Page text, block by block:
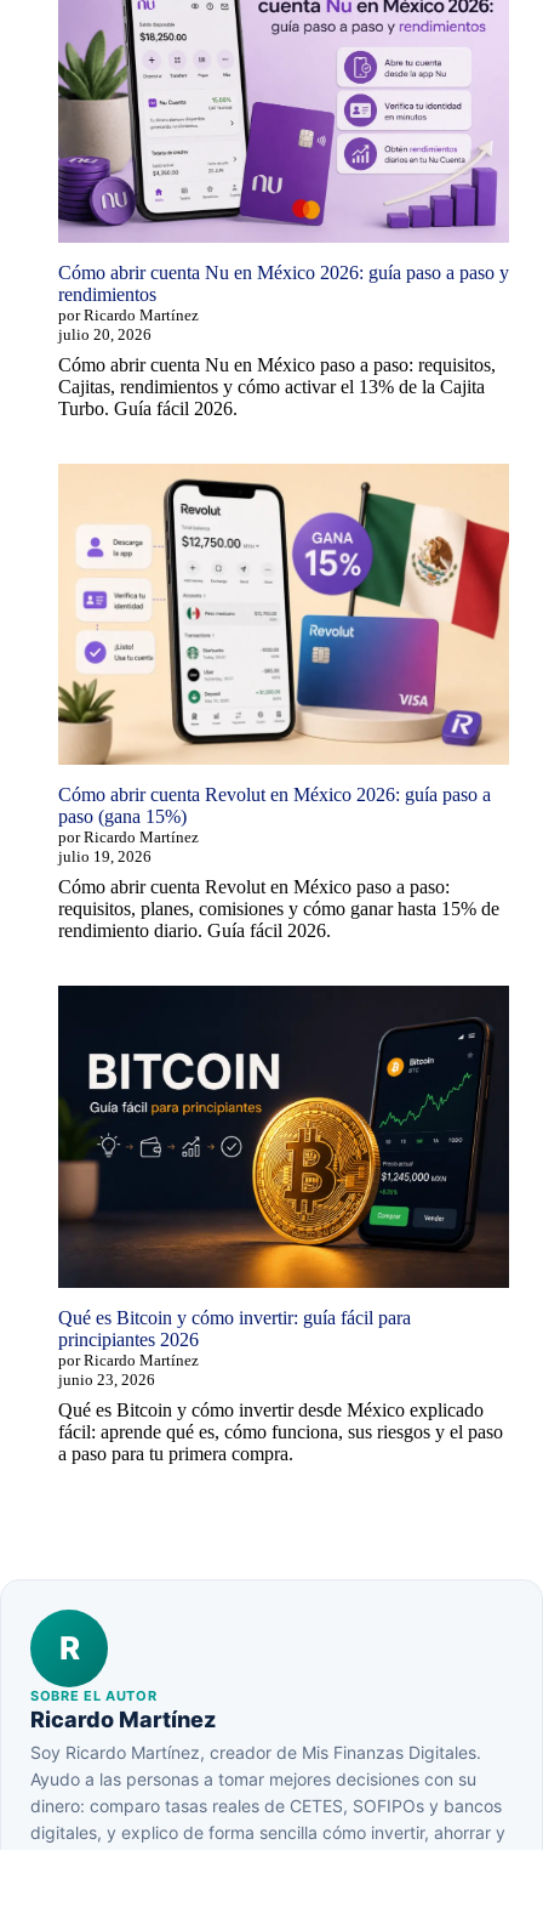
Cómo abrir cuenta Nu en México 2026: guía paso a paso y
rendimientos
por Ricardo Martínez
julio 20, 2026
Cómo abrir cuenta Nu en México paso a paso: requisitos,
Cajitas, rendimientos y cómo activar el 13% de la Cajita
Turbo. Guía fácil 2026.
Cómo abrir cuenta Revolut en México 2026: guía paso a
paso (gana 15%)
por Ricardo Martínez
julio 19, 2026
Cómo abrir cuenta Revolut en México paso a paso:
requisitos, planes, comisiones y cómo ganar hasta 15% de
rendimiento diario. Guía fácil 2026.
Qué es Bitcoin y cómo invertir: guía fácil para
principiantes 2026
por Ricardo Martínez
junio 23, 2026
Qué es Bitcoin y cómo invertir desde México explicado
fácil: aprende qué es, cómo funciona, sus riesgos y el paso
a paso para tu primera compra.
R
SOBRE EL AUTOR
Ricardo Martínez
Soy Ricardo Martínez, creador de Mis Finanzas Digitales.
Ayudo a las personas a tomar mejores decisiones con su
dinero: comparo tasas reales de CETES, SOFIPOs y bancos
digitales, y explico de forma sencilla cómo invertir, ahorrar y